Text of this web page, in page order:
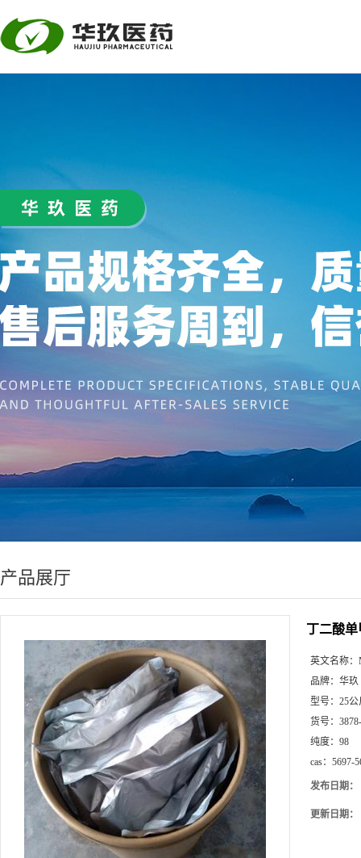
产品展厅
丁二酸
英文名称：
品牌： 华玖
型号： 25公
货号：
纯度： 98
cas： 5697-
发布日期：
更新日期：